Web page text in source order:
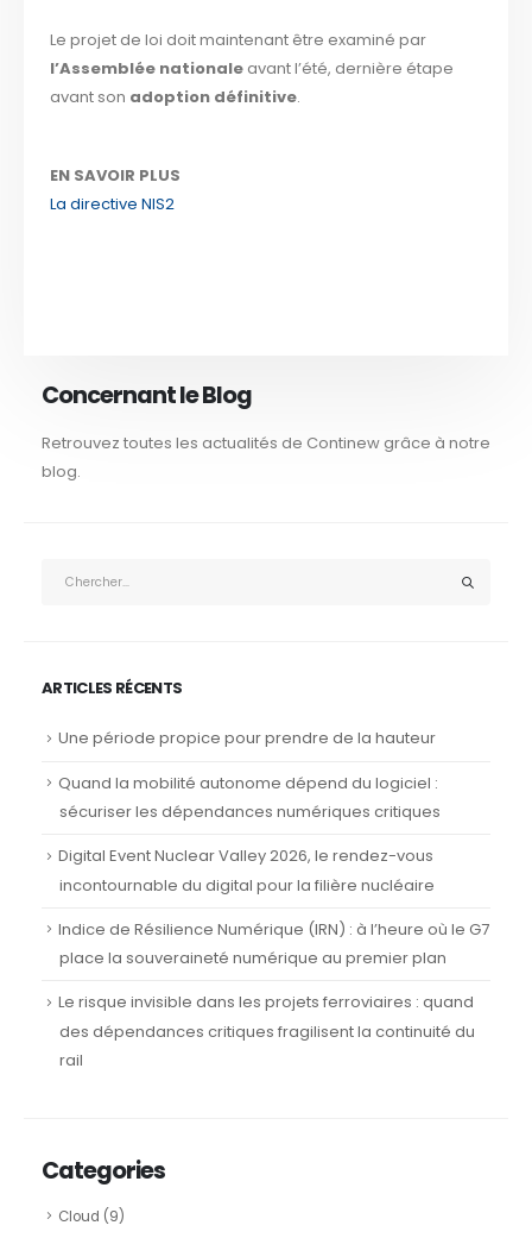
Le projet de loi doit maintenant être examiné par
l’Assemblée nationale avant l’été, dernière étape
avant son adoption définitive.
EN SAVOIR PLUS
La directive NIS2
Concernant le Blog
Retrouvez toutes les actualités de Continew grâce à notre
blog.
ARTICLES RÉCENTS
Une période propice pour prendre de la hauteur
Quand la mobilité autonome dépend du logiciel :
sécuriser les dépendances numériques critiques
Digital Event Nuclear Valley 2026, le rendez-vous
incontournable du digital pour la filière nucléaire
Indice de Résilience Numérique (IRN) : à l’heure où le G7
place la souveraineté numérique au premier plan
Le risque invisible dans les projets ferroviaires : quand
des dépendances critiques fragilisent la continuité du
rail
Categories
Cloud (9)